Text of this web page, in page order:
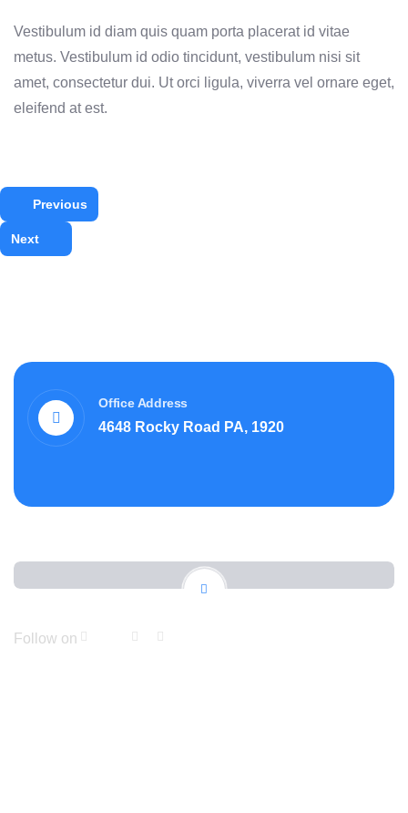
Vestibulum id diam quis quam porta placerat id vitae
metus. Vestibulum id odio tincidunt, vestibulum nisi sit
amet, consectetur dui. Ut orci ligula, viverra vel ornare eget,
eleifend at est.
Previous
Next
Office Address
4648 Rocky Road PA, 1920
Follow on